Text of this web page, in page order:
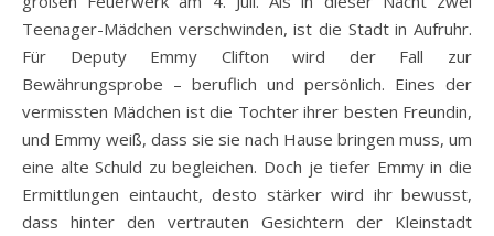
Teenager-Mädchen verschwinden, ist die Stadt in Aufruhr.
Für Deputy Emmy Clifton wird der Fall zur
Bewährungsprobe – beruflich und persönlich. Eines der
vermissten Mädchen ist die Tochter ihrer besten Freundin,
und Emmy weiß, dass sie sie nach Hause bringen muss, um
eine alte Schuld zu begleichen. Doch je tiefer Emmy in die
Ermittlungen eintaucht, desto stärker wird ihr bewusst,
dass hinter den vertrauten Gesichtern der Kleinstadt